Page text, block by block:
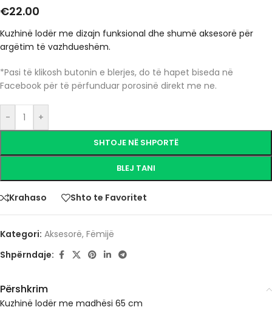
€22.00
Kuzhinë lodër me dizajn funksional dhe shumë aksesorë për
argëtim të vazhdueshëm.
*Pasi të klikosh butonin e blerjes, do të hapet biseda në
Facebook për të përfunduar porosinë direkt me ne.
- +
SHTOJE NË SHPORTË
BLEJ TANI
Krahaso Shto te Favoritet
Kategori: Aksesorë, Fëmijë
Shpërndaje:
Përshkrim
Kuzhinë lodër me madhësi 65 cm